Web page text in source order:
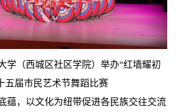
学（西城区社区学院）举办“红墙耀初
五届市民艺术节舞蹈比赛
蕴，以文化为纽带促进各民族交往交流